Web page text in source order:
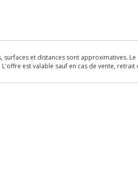
et distances sont approximatives.
est valable sauf en cas de vente,